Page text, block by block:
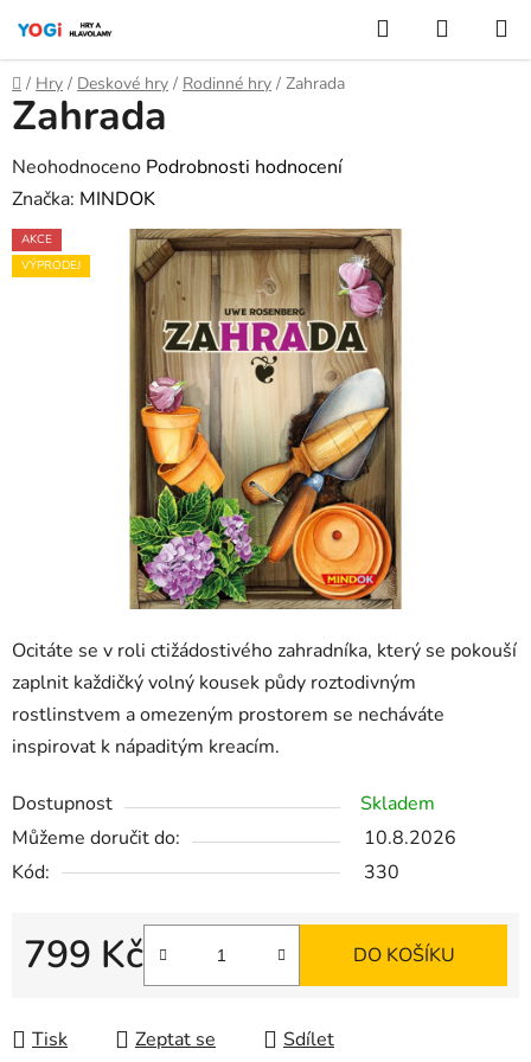
obsah
Hledat
KOŠÍK
Domů
/ Hry / Deskové hry / Rodinné hry / Zahrada
Ocitáte se v roli ctižádostivého zahradníka, který se pokouší
zaplnit každičký volný kousek půdy roztodivným
rostlinstvem a omezeným prostorem se necháváte
inspirovat k nápaditým kreacím.
Dostupnost
Skladem
Můžeme doručit do:
10.8.2026
Kód:
330
799 Kč DO KOŠÍKU
Tisk Zeptat se Sdílet
Zahrada
Průměrné
hodnocení
produktu
je
Neohodnoceno Podrobnosti hodnocení
Značka: MINDOK
AKCE
VÝPRODEJ